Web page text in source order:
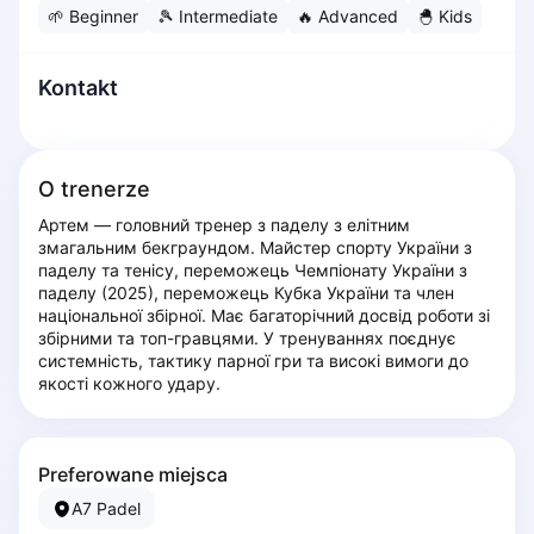
Dabrowa Gornicza
Kalisz
Katowice
Katowice Area
Kielce
Kościerzyna
Krakow
Legionowo
Nowy Sącz
Olsztyn
🌱 Beginner 🎾 Intermediate 🔥 Advanced 🐣 Kids
Kontakt
O trenerze
Артем — головний тренер з паделу з елітним
змагальним бекграундом. Майстер спорту України з
паделу та тенісу, переможець Чемпіонату України з
паделу (2025), переможець Кубка України та член
національної збірної. Має багаторічний досвід роботи зі
збірними та топ-гравцями. У тренуваннях поєднує
системність, тактику парної гри та високі вимоги до
якості кожного удару.
Preferowane miejsca
A7 Padel